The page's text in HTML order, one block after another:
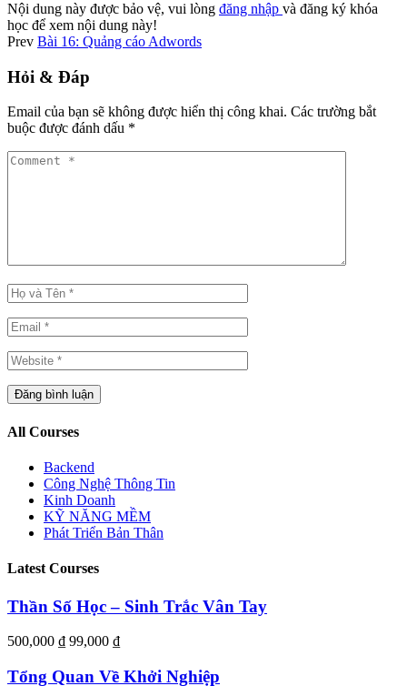
Nội dung này được bảo vệ, vui lòng đăng nhập và đăng ký khóa
học để xem nội dung này!
Prev Bài 16: Quảng cáo Adwords
Hỏi & Đáp
Email của bạn sẽ không được hiển thị công khai. Các trường bắt
buộc được đánh dấu *
All Courses
Backend
Công Nghệ Thông Tin
Kinh Doanh
KỸ NĂNG MỀM
Phát Triển Bản Thân
Latest Courses
Thần Số Học – Sinh Trắc Vân Tay
500,000 ₫ 99,000 ₫
Tổng Quan Về Khởi Nghiệp